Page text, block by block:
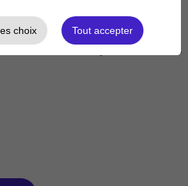
2 jours à 2 semaines
choix Tout accepter